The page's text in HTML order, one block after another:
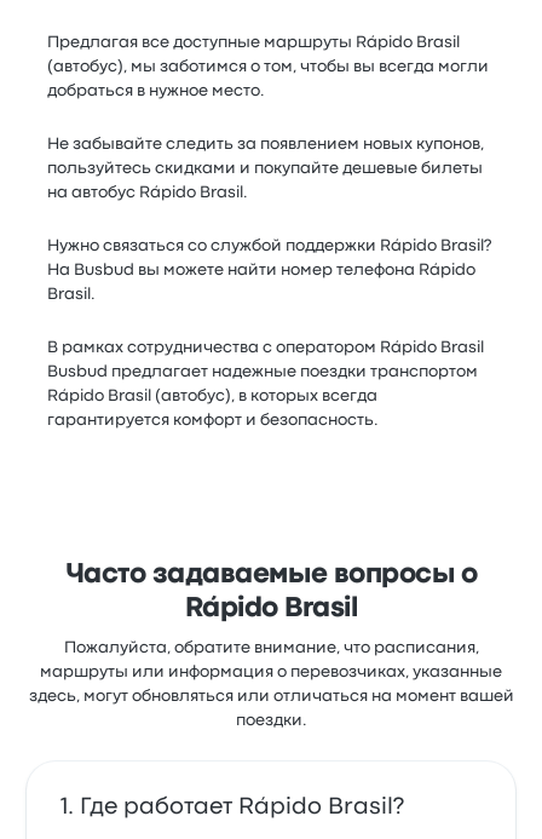
Предлагая все доступные маршруты Rápido Brasil
(автобус), мы заботимся о том, чтобы вы всегда могли
добраться в нужное место.
Не забывайте следить за появлением новых купонов,
пользуйтесь скидками и покупайте дешевые билеты
на автобус Rápido Brasil.
Нужно связаться со службой поддержки Rápido Brasil?
На Busbud вы можете найти номер телефона Rápido
Brasil.
В рамках сотрудничества с оператором Rápido Brasil
Busbud предлагает надежные поездки транспортом
Rápido Brasil (автобус), в которых всегда
гарантируется комфорт и безопасность.
Часто задаваемые вопросы о
Rápido Brasil
Пожалуйста, обратите внимание, что расписания,
маршруты или информация о перевозчиках, указанные
здесь, могут обновляться или отличаться на момент вашей
поездки.
Где работает Rápido Brasil?